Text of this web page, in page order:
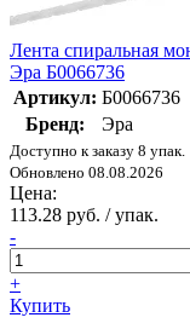
Лента спиральная
Эра Б0066736
Артикул: Б0066736
Бренд:
Эра
Доступно к заказу 8 упак.
Обновлено 08.08.2026
Цена:
113.28 руб. / упак.
-
+
Купить